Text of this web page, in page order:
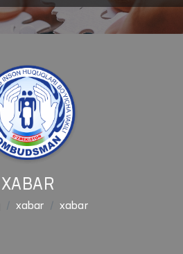
XABAR
xabar xabar